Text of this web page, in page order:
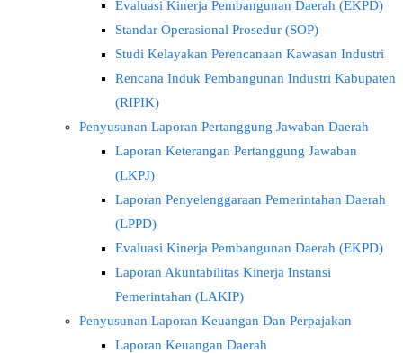
Evaluasi Kinerja Pembangunan Daerah (EKPD)
Standar Operasional Prosedur (SOP)
Studi Kelayakan Perencanaan Kawasan Industri
Rencana Induk Pembangunan Industri Kabupaten
(RIPIK)
Penyusunan Laporan Pertanggung Jawaban Daerah
Laporan Keterangan Pertanggung Jawaban
(LKPJ)
Laporan Penyelenggaraan Pemerintahan Daerah
(LPPD)
Evaluasi Kinerja Pembangunan Daerah (EKPD)
Laporan Akuntabilitas Kinerja Instansi
Pemerintahan (LAKIP)
Penyusunan Laporan Keuangan Dan Perpajakan
Laporan Keuangan Daerah